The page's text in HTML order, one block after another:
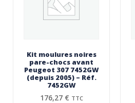
Kit moulures noires
pare-chocs avant
Peugeot 307 7452GW
(depuis 2005) – Réf.
7452GW
176,27 € TTC